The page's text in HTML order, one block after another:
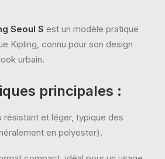
Seoul S est un modèle pratique
Kipling, connu pour son design
urbain.
principales :
résistant et léger, typique des
en polyester).